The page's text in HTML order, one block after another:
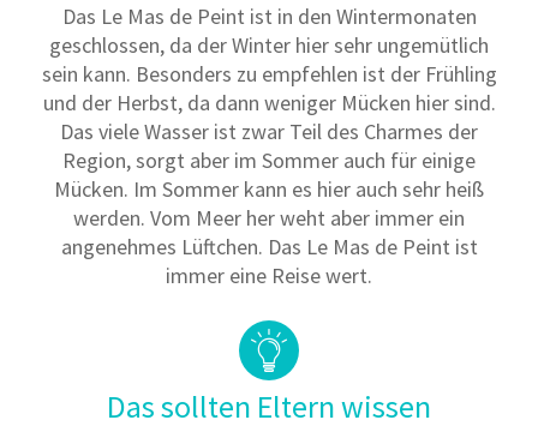
Das Le Mas de Peint ist in den Wintermonaten
geschlossen, da der Winter hier sehr ungemütlich
sein kann. Besonders zu empfehlen ist der Frühling
und der Herbst, da dann weniger Mücken hier sind.
Das viele Wasser ist zwar Teil des Charmes der
Region, sorgt aber im Sommer auch für einige
Mücken. Im Sommer kann es hier auch sehr heiß
werden. Vom Meer her weht aber immer ein
angenehmes Lüftchen. Das Le Mas de Peint ist
immer eine Reise wert.
Das sollten Eltern wissen